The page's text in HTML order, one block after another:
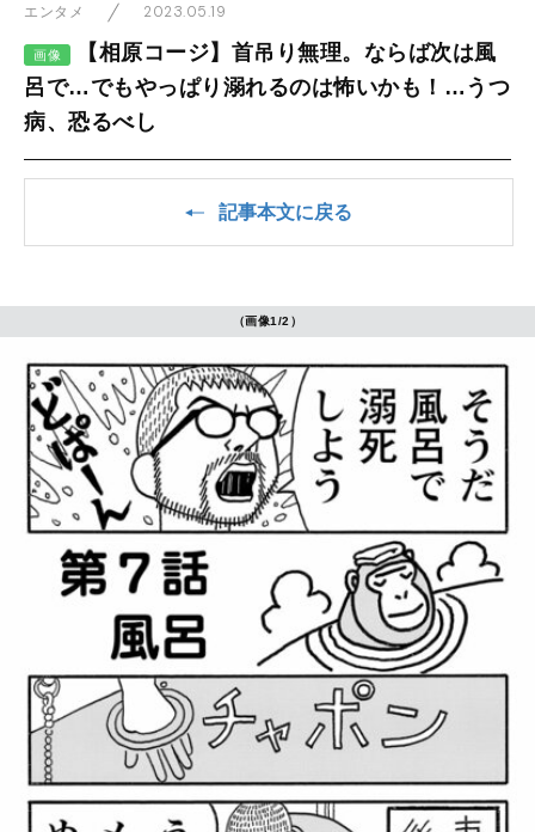
エンタメ 2023.05.19
画像
【相原コージ】首吊り無理。ならば次は風
呂で…でもやっぱり溺れるのは怖いかも！…うつ
病、恐るべし
記事本文に戻る
（画像1/2）